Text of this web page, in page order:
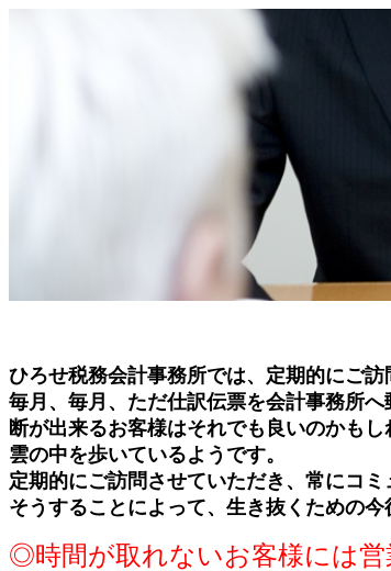
ひろせ税務会計事務所では、定期的にご訪
毎月、毎月、ただ仕訳伝票を会計事務所
断が出来るお客様はそれでも良いのかも
雲の中を歩いているようです。
定期的にご訪問させていただき、常にコミ
そうすることによって、生き抜くための
◎時間が取れないお客様には営